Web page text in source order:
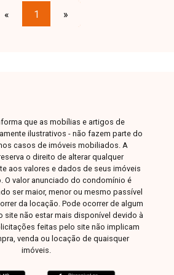
e conversar
um consultor que irá te
« 1 »
que as mobílias e artigos de
ilustrativos - não fazem parte do
casos de imóveis mobiliados. A
o direito de alterar qualquer
aos valores e dados de seus imóveis
O valor anunciado do condomínio é
ser maior, menor ou mesmo passível
da locação. Pode ocorrer de algum
site não estar mais disponível devido à
feitas pelo site não implicam
venda ou locação de quaisquer
imóveis.